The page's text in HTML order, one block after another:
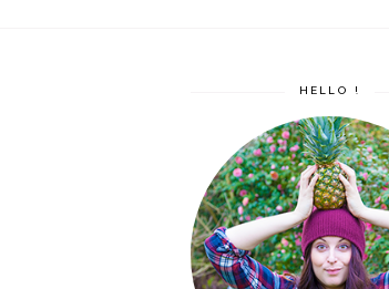
HELLO !